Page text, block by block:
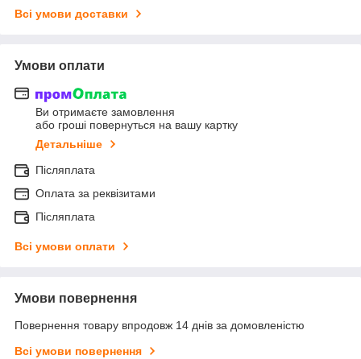
Всі умови доставки
Умови оплати
Ви отримаєте замовлення
або гроші повернуться на вашу картку
Детальніше
Післяплата
Оплата за реквізитами
Післяплата
Всі умови оплати
Умови повернення
Повернення товару впродовж 14 днів за домовленістю
Всі умови повернення